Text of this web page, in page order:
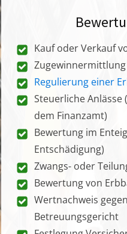
Kauf oder Verkauf
Regulierung einer
Steuerliche Anlässe
dem Finanzamt)
Bewertung im
Entschädigung)
Zwangs- oder
Bewertung von
Wertnachweis
Betreuungsgericht